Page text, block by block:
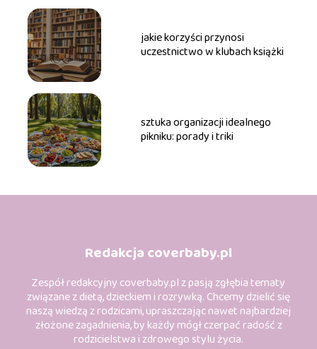
jakie korzyści przynosi
uczestnictwo w klubach książki
sztuka organizacji idealnego
pikniku: porady i triki
Redakcja coverbaby.pl
Zespół redakcyjny coverbaby.pl z pasją zgłębia tematy
związane z dietą, dzieckiem i rozrywką. Chcemy dzielić się
naszą wiedzą z rodzicami, upraszczając nawet najbardziej
złożone zagadnienia, by każdy mógł czerpać radość z
rodzicielstwa i zdrowego stylu życia.